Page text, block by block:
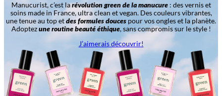
Manucurist, c’est larévolution green de la manucure: des vernis et
soins made in France, ultra clean et vegan. Des couleurs vibrantes,
une tenue au top etdes formules douces pour vos ongles et la planète.
Adoptezune routine beauté éthique, sans compromis sur le style !
J’aimerais découvrir!